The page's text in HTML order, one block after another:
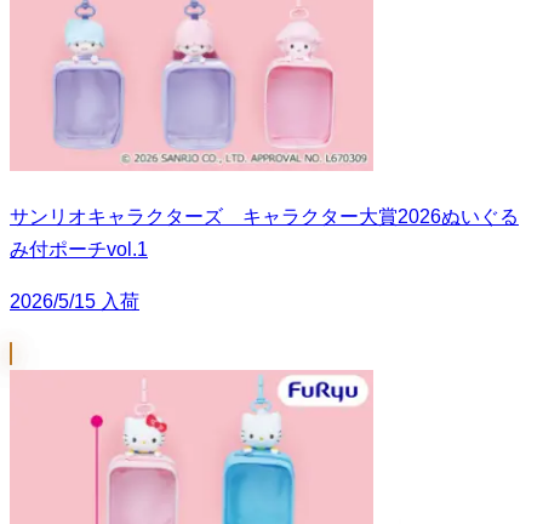
サンリオキャラクターズ キャラクター大賞2026ぬいぐる
み付ポーチvol.1
2026/5/15 入荷